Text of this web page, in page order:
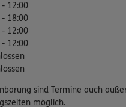
12:00
- 18:00
12:00
12:00
sind Termine auch
möglich.